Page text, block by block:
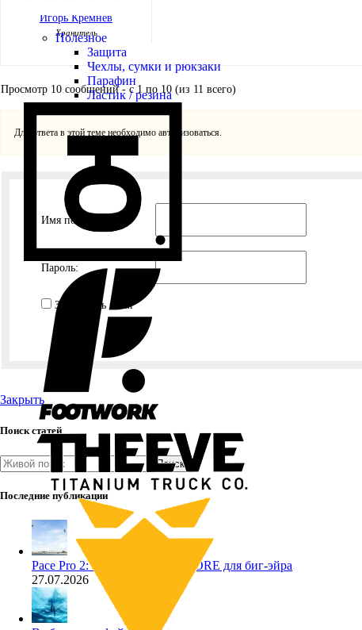
Полезное
Защита
Чехлы, сумки и рюкзаки
Парафин
Ластик / резина
Игорь Кремнёв
Хранитель
Просмотр 10 сообщений - с 1 по 10 (из 11 всего)
Для ответа в этой теме необходимо авторизоваться.
Имя пользователя:
Пароль:
Запомнить меня
Закрыть
Поиск статей
Поиск
Последние публикации
Pace Pro 2: 5 фактов о кайте CORE для биг-эйра
27.07.2026